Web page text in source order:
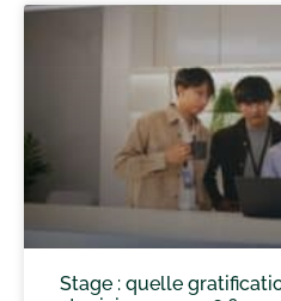
Stage : quelle